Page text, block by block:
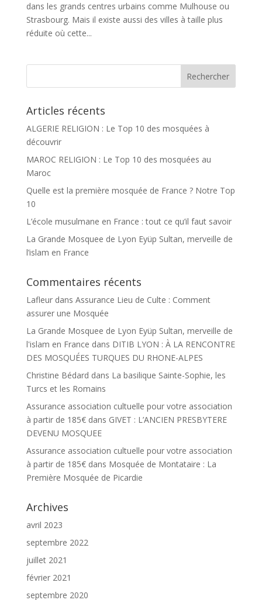
dans les grands centres urbains comme Mulhouse ou
Strasbourg. Mais il existe aussi des villes à taille plus
réduite où cette...
Articles récents
ALGERIE RELIGION : Le Top 10 des mosquées à
découvrir
MAROC RELIGION : Le Top 10 des mosquées au
Maroc
Quelle est la première mosquée de France ? Notre Top
10
L’école musulmane en France : tout ce qu’il faut savoir
La Grande Mosquee de Lyon Eyüp Sultan, merveille de
l’islam en France
Commentaires récents
Lafleurdans Assurance Lieu de Culte : Comment
assurer une Mosquée
La Grande Mosquee de Lyon Eyüp Sultan, merveille de
l'islam en France dans DITIB LYON : À LA RENCONTRE
DES MOSQUÉES TURQUES DU RHONE-ALPES
Christine Bédard dans La basilique Sainte-Sophie, les
Turcs et les Romains
Assurance association cultuelle pour votre association
à partir de 185€dans GIVET : L’ANCIEN PRESBYTERE
DEVENU MOSQUEE
Assurance association cultuelle pour votre association
à partir de 185€dans Mosquée de Montataire : La
Première Mosquée de Picardie
Archives
avril 2023
septembre 2022
juillet 2021
février 2021
septembre 2020